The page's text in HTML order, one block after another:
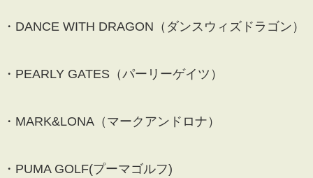
・DANCE WITH DRAGON（ダンスウィズドラゴン）
・PEARLY GATES（パーリーゲイツ）
・MARK&LONA（マークアンドロナ）
・PUMA GOLF(プーマゴルフ)